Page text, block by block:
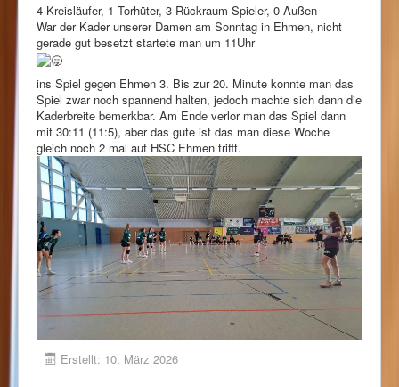
4 Kreisläufer, 1 Torhüter, 3 Rückraum Spieler, 0 Außen
War der Kader unserer Damen am Sonntag in Ehmen, nicht
gerade gut besetzt startete man um 11Uhr
ins Spiel gegen Ehmen 3. Bis zur 20. Minute konnte man das
Spiel zwar noch spannend halten, jedoch machte sich dann die
Kaderbreite bemerkbar. Am Ende verlor man das Spiel dann
mit 30:11 (11:5), aber das gute ist das man diese Woche
gleich noch 2 mal auf HSC Ehmen trifft.
Erstellt: 10. März 2026